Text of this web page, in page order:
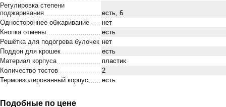
Регулировка степени
поджаривания
есть, 6
Одностороннее обжаривание
нет
Кнопка отмены
есть
Решётка для подогрева булочек нет
Поддон для крошек
есть
Материал корпуса
пластик
Количество тостов
2
Термоизолированный корпус
есть
Подобные по цене